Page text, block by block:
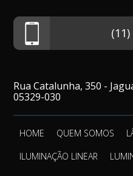
Rua Catalunha, 350 -
05329-030
HOME QUEM SOMOS
ILUMINAÇÃO LINEAR